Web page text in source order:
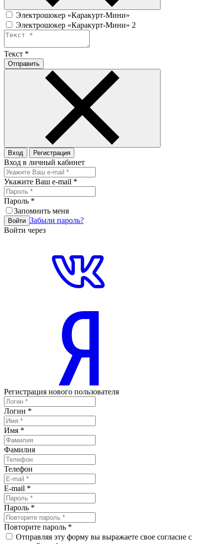
Электрошокер «Каракурт-Мини»
Электрошокер «Каракурт-Мини» 2
Текст *
Отправить
Вход Регистрация
Вход в личный кабинет
Укажите Ваш e-mail *
Пароль *
Запомнить меня
Войти Забыли пароль?
Войти через
Регистрация нового пользователя
Логин *
Имя *
Фамилия
Телефон
E-mail *
Пароль *
Повторите пароль *
Отправляя эту форму вы выражаете свое согласие с